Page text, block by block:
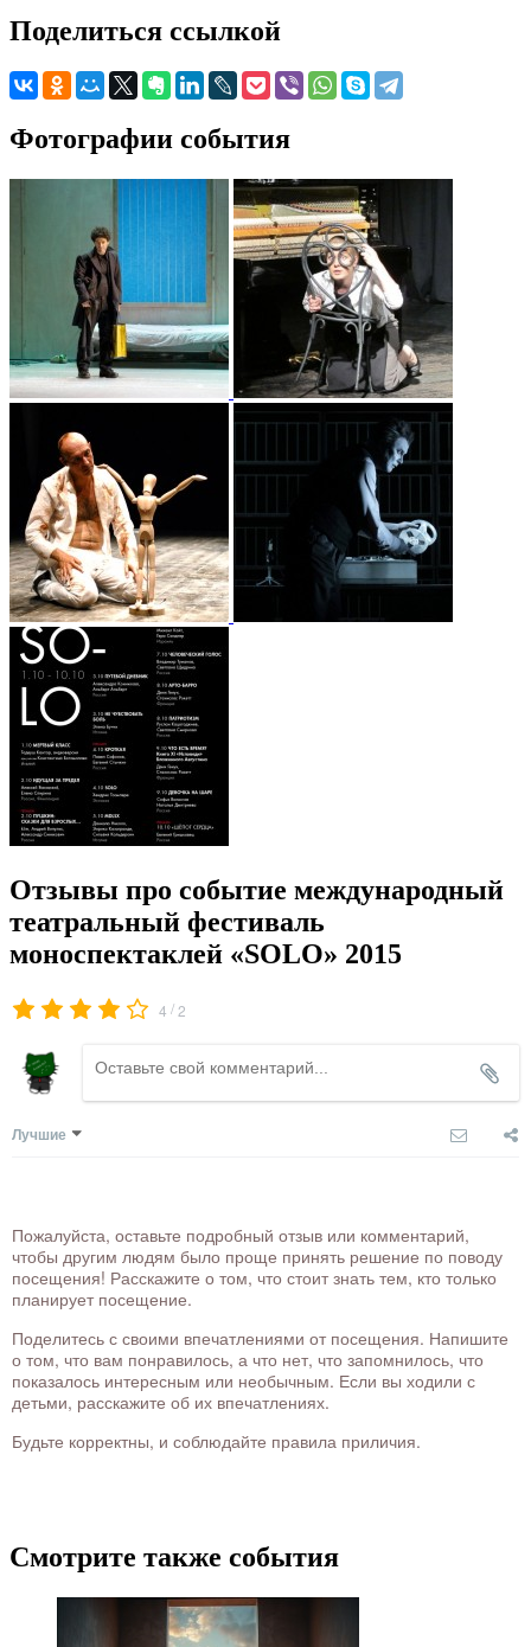
Поделиться ссылкой
Фотографии события
Отзывы про событие международный
театральный фестиваль
моноспектаклей «SOLO» 2015
4 /2
Лучшие
Пожалуйста, оставьте подробный отзыв или комментарий,
чтобы другим людям было проще принять решение по поводу
посещения! Расскажите о том, что стоит знать тем, кто только
планирует посещение.
Поделитесь с своими впечатлениями от посещения. Напишите
о том, что вам понравилось, а что нет, что запомнилось, что
показалось интересным или необычным. Если вы ходили с
детьми, расскажите об их впечатлениях.
Будьте корректны, и соблюдайте правила приличия.
Смотрите также события